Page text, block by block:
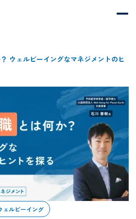
ウェルビーイングなマネジメントのヒ
ェルビーイング